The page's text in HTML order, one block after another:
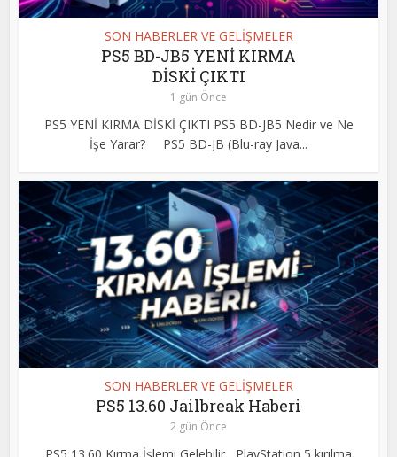
SON HABERLER VE GELİŞMELER
PS5 BD-JB5 YENİ KIRMA
DİSKİ ÇIKTI
1 gün Önce
PS5 YENİ KIRMA DİSKİ ÇIKTI PS5 BD-JB5 Nedir ve Ne
İşe Yarar? PS5 BD-JB (Blu-ray Java...
SON HABERLER VE GELİŞMELER
PS5 13.60 Jailbreak Haberi
2 gün Önce